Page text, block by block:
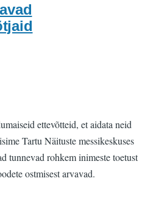
ettevõtteid, et aidata neid
Tartu Näituste messikeskuses
tunnevad rohkem inimeste toetust
ostmisest arvavad.